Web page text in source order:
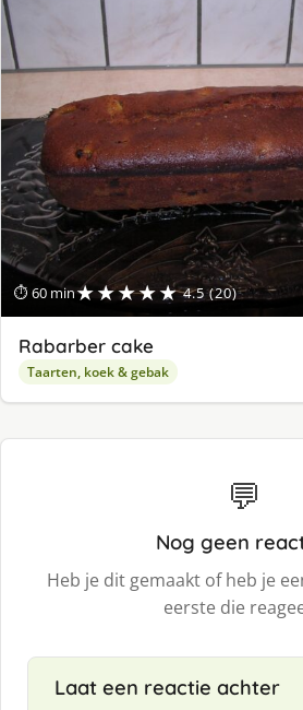
⏱ 60 min★★★★★ 4.5 (20)
Rabarber cake
Taarten, koek & gebak
💬
Nog geen
Heb je dit gemaakt of heb je
eerste die
Laat een reactie achter